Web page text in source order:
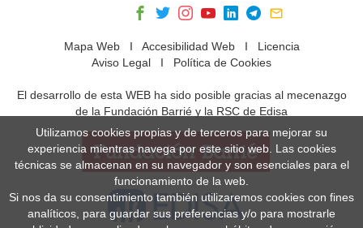
Mapa WebI Accesibilidad WebI Licencia
Aviso Legal I Política de Cookies
El desarrollo de esta WEB ha sido posible gracias al mecenazgo
de la Fundación Barrié y la RSC de Edisa
Utilizamos cookies propias y de terceros para mejorar su
experiencia mientras navega por este sitio web. Las cookies
técnicas se almacenan en su navegador y son esenciales para el
funcionamiento de la web.
Si nos da su consentimiento también utilizaremos cookies con fines
analíticos, para guardar sus preferencias y/o para mostrarle